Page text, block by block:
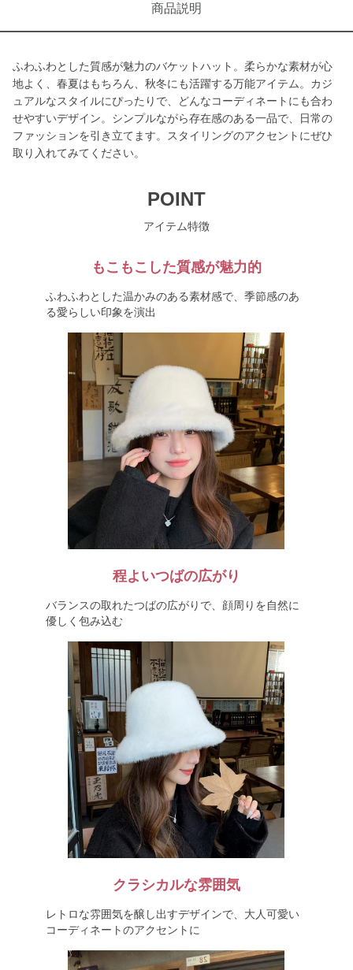
商品説明
ふわふわとした質感が魅力のバケットハット。柔らかな素材が心
地よく、春夏はもちろん、秋冬にも活躍する万能アイテム。カジ
ュアルなスタイルにぴったりで、どんなコーディネートにも合わ
せやすいデザイン。シンプルながら存在感のある一品で、日常の
ファッションを引き立てます。スタイリングのアクセントにぜひ
取り入れてみてください。
POINT
アイテム特徴
もこもこした質感が魅力的
ふわふわとした温かみのある素材感で、季節感のあ
る愛らしい印象を演出
程よいつばの広がり
バランスの取れたつばの広がりで、顔周りを自然に
優しく包み込む
クラシカルな雰囲気
レトロな雰囲気を醸し出すデザインで、大人可愛い
コーディネートのアクセントに